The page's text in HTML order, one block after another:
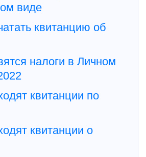
виде
квитанцию об
налоги в Личном
квитанции по
квитанции о